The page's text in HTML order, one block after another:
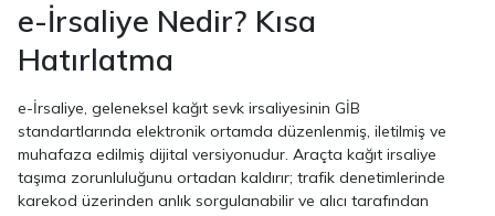
e-İrsaliye Nedir? Kısa
Hatırlatma
e-İrsaliye, geleneksel kağıt sevk irsaliyesinin GİB
standartlarında elektronik ortamda düzenlenmiş, iletilmiş ve
muhafaza edilmiş dijital versiyonudur. Araçta kağıt irsaliye
taşıma zorunluluğunu ortadan kaldırır; trafik denetimlerinde
karekod üzerinden anlık sorgulanabilir ve alıcı tarafından